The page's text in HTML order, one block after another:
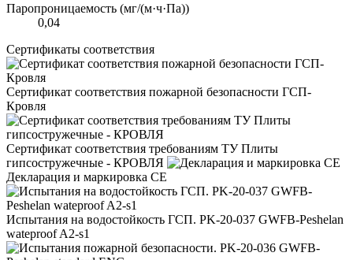
Паропроницаемость (мг/(м·ч·Па))
0,04
Сертификаты соответствия
Сертификат соответствия пожарной безопасности ГСП-
Кровля
Сертификат соответствия требованиям ТУ Плиты
гипсостружечные - КРОВЛЯ
Декларация и маркировка CE
Испытания на водостойкость ГСП. PK-20-037 GWFB-Peshelan
wateproof A2-s1